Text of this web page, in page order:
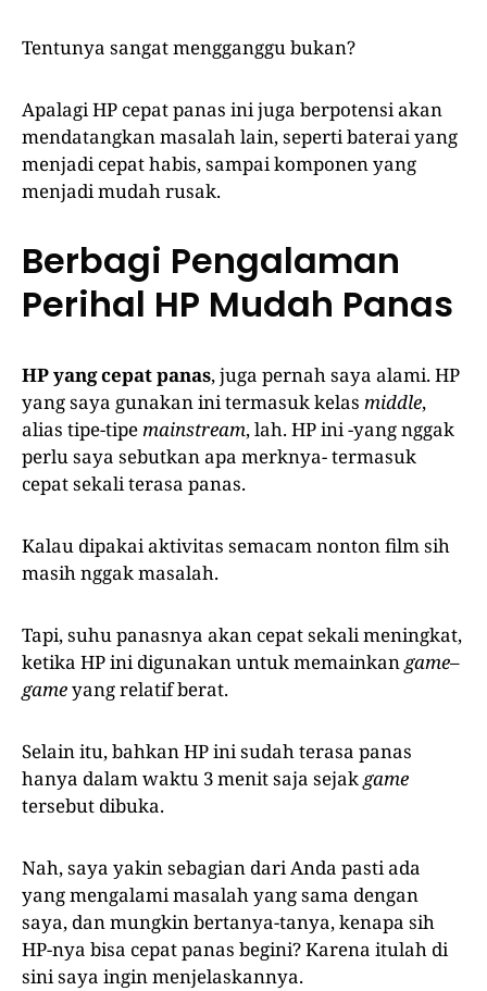
Tentunya sangat mengganggu bukan?
Apalagi HP cepat panas ini juga berpotensi akan
mendatangkan masalah lain, seperti baterai yang
menjadi cepat habis, sampai komponen yang
menjadi mudah rusak.
Berbagi Pengalaman
Perihal HP Mudah Panas
HP yang cepat panas, juga pernah saya alami. HP
yang saya gunakan ini termasuk kelas middle,
alias tipe-tipemainstream, lah. HP ini -yang nggak
perlu saya sebutkan apa merknya- termasuk
cepat sekali terasa panas.
Kalau dipakai aktivitas semacam nonton film sih
masih nggak masalah.
Tapi, suhu panasnya akan cepat sekali meningkat,
ketika HP ini digunakan untuk memainkan game–
gameyang relatif berat.
Selain itu, bahkan HP ini sudah terasa panas
hanya dalam waktu 3 menit saja sejak game
tersebut dibuka.
Nah, saya yakin sebagian dari Anda pasti ada
yang mengalami masalah yang sama dengan
saya, dan mungkin bertanya-tanya, kenapa sih
HP-nya bisa cepat panas begini? Karena itulah di
sini saya ingin menjelaskannya.